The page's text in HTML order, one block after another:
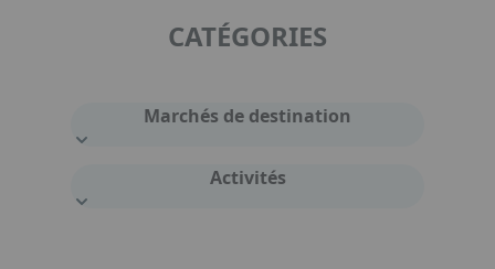
CATÉGORIES
Marchés de destination
Activités